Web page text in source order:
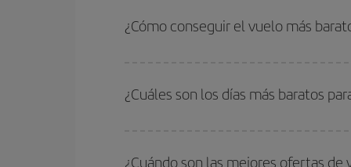
¿Cómo conseguir el vuelo más
vuelta. Además, si no tienes decidido un
¿Cuáles son los días más baratos
quieres ir y en qué fechas habías pensado
¿Cuándo son las mejores ofertas de